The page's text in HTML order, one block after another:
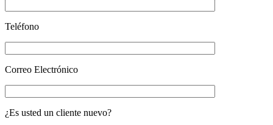
Teléfono
Correo Electrónico
¿Es usted un cliente nuevo?